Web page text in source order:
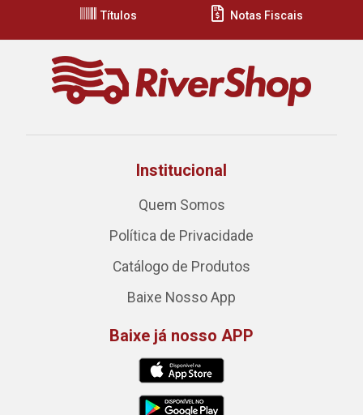
Títulos Notas Fiscais
Institucional
Quem Somos
Política de Privacidade
Catálogo de Produtos
Baixe Nosso App
Baixe já nosso APP